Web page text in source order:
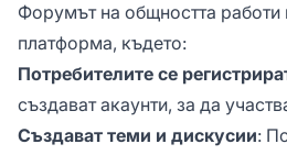
Форумът на общността работи
платформа, където:
Потребителите се
създават акаунти, за да
Създават теми и дискусии: